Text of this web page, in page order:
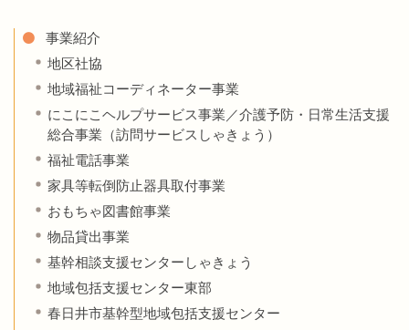
事業紹介
地区社協
地域福祉コーディネーター事業
にこにこヘルプサービス事業／介護予防・日常生活支援
総合事業（訪問サービスしゃきょう）
福祉電話事業
家具等転倒防止器具取付事業
おもちゃ図書館事業
物品貸出事業
基幹相談支援センターしゃきょう
地域包括支援センター東部
春日井市基幹型地域包括支援センター